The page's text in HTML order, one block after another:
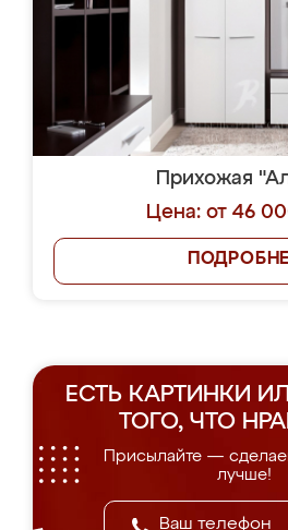
Прихожая
Цена: от 46
ЕСТЬ КАРТИНКИ
ТОГО, ЧТО
Присылайте —
лучше!